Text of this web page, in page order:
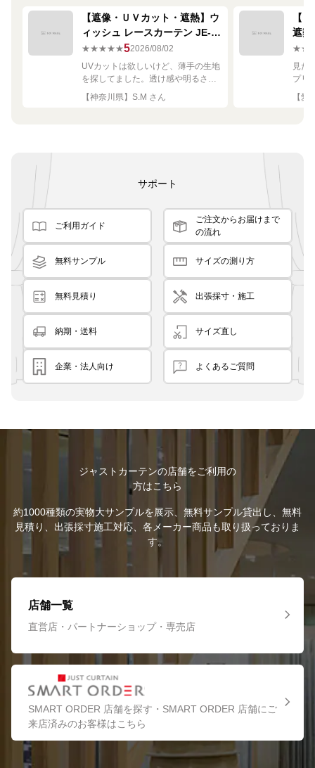
【遮像・ＵＶカット・遮熱】ウ
ィッシュ レースカーテン JE-
67249R シルバー
★★★★★52026/08/02
UVカットは欲しいけど、薄手の生地
を探してました。透け感や明るさも
ちょうど良く思った通りで満足で
す。
【神奈川県】S.M さん
【
遮熱
ー
見た
プリ
れい
【愛
サポート
ご利用ガイド
ご注文からお届けまで
の流れ
無料サンプル サイズの測り方
無料見積り 出張採寸・施工
納期・送料 サイズ直し
企業・法人向け よくあるご質問
ジャストカーテンの店舗をご利用の
方はこちら
約1000種類の実物大サンプルを展示、無料サンプル貸出し、無料
見積り、出張採寸施工対応、各メーカー商品も取り扱っておりま
す。
店舗一覧
直営店・パートナーショップ・専売店
SMART ORDER 店舗を探す・SMART ORDER 店舗にご
来店済みのお客様はこちら